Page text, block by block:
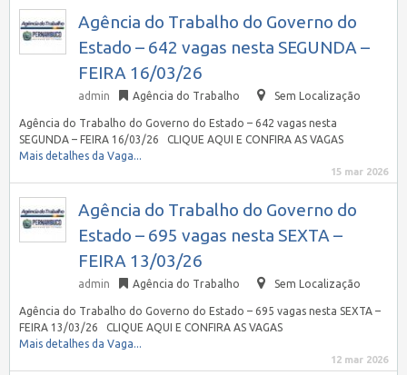
Agência do Trabalho do Governo do
Estado – 642 vagas nesta SEGUNDA –
FEIRA 16/03/26
admin Agência do Trabalho Sem Localização
Agência do Trabalho do Governo do Estado – 642 vagas nesta
SEGUNDA – FEIRA 16/03/26 CLIQUE AQUI E CONFIRA AS VAGAS
Mais detalhes da Vaga...
15 mar 2026
Agência do Trabalho do Governo do
Estado – 695 vagas nesta SEXTA –
FEIRA 13/03/26
admin Agência do Trabalho Sem Localização
Agência do Trabalho do Governo do Estado – 695 vagas nesta SEXTA –
FEIRA 13/03/26 CLIQUE AQUI E CONFIRA AS VAGAS
Mais detalhes da Vaga...
12 mar 2026